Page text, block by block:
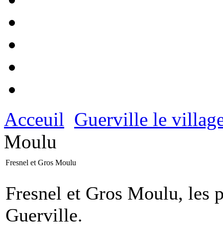
Acceuil Guerville le
Moulu
Fresnel et Gros Moulu
Fresnel et Gros Moulu, les
Guerville.